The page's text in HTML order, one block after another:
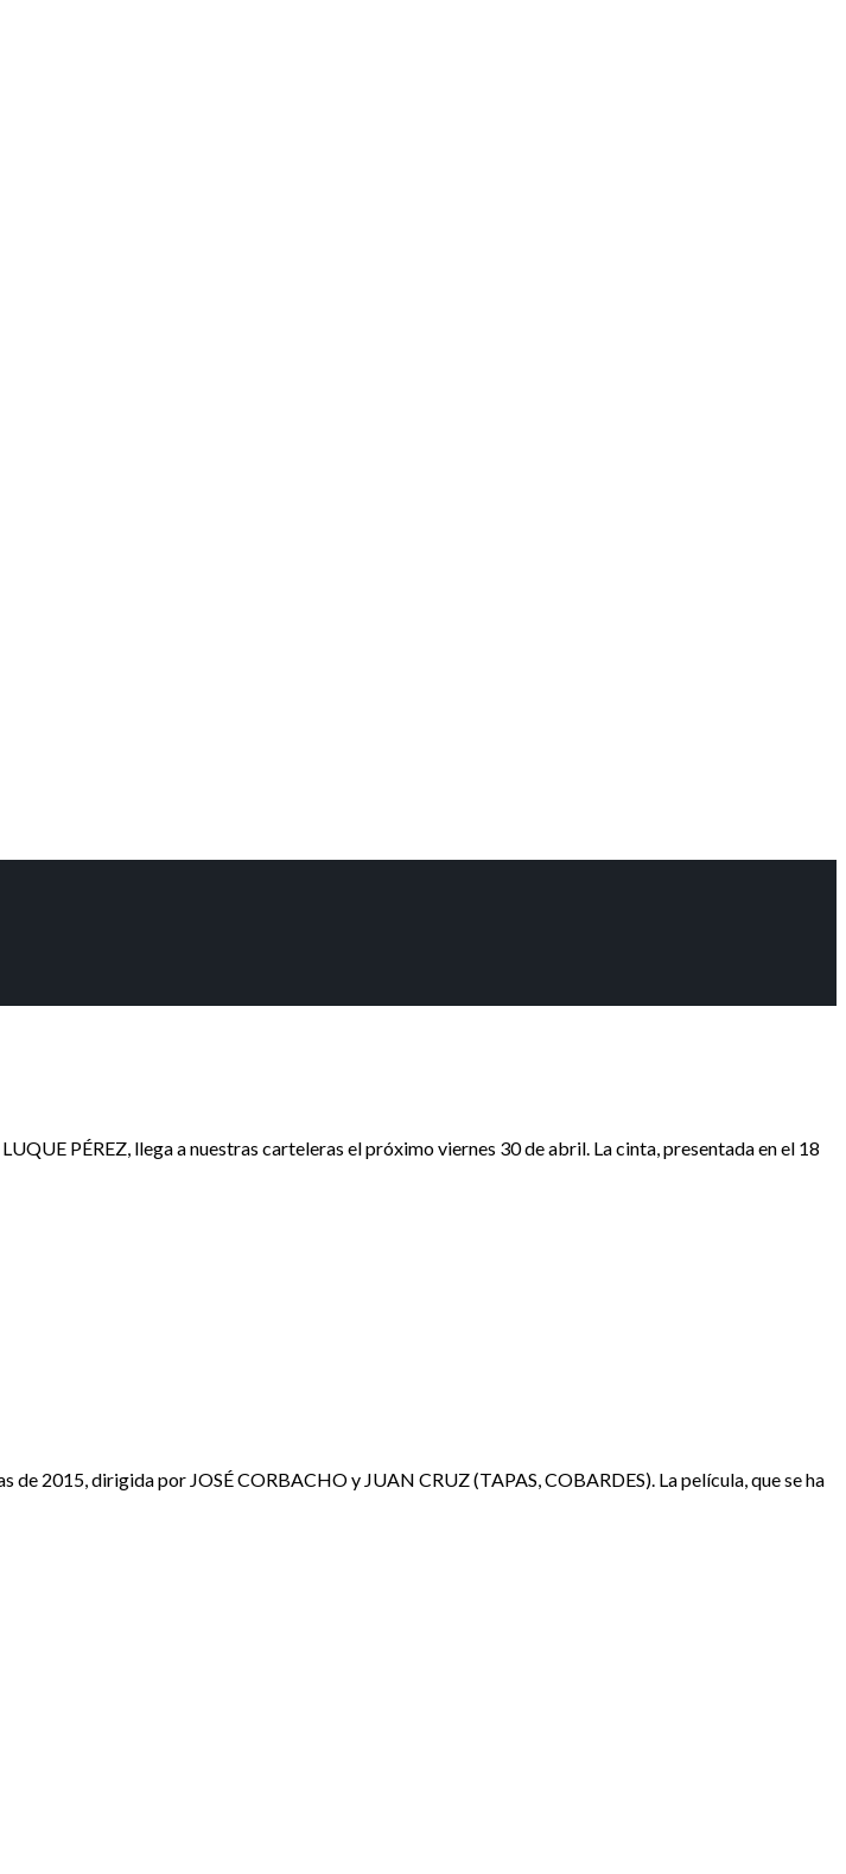
PÉREZ, llega a nuestras carteleras el próximo viernes 30 de abril. La cinta, presentada en el 18
2015, dirigida por JOSÉ CORBACHO y JUAN CRUZ (TAPAS, COBARDES). La película, que se ha